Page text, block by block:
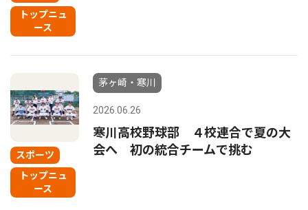
トップニュ
ース
スポーツ
トップニュ
ース
茅ヶ崎・寒川
2026.06.26
寒川高校野球部 ４校連合で夏の大
会へ 初の統合チームで挑む